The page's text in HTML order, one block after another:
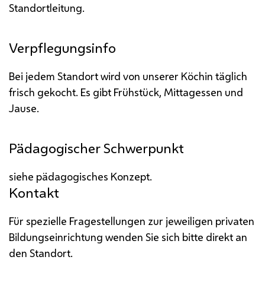
Standortleitung.
Verpflegungsinfo
Bei jedem Standort wird von unserer Köchin täglich
frisch gekocht. Es gibt Frühstück, Mittagessen und
Jause.
Pädagogischer Schwerpunkt
siehe pädagogisches Konzept.
Kontakt
Für spezielle Fragestellungen zur jeweiligen privaten
Bildungseinrichtung wenden Sie sich bitte direkt an
den Standort.